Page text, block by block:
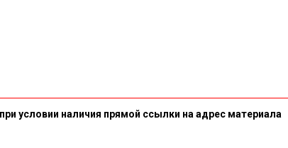
условии наличия прямой ссылки на адрес материала